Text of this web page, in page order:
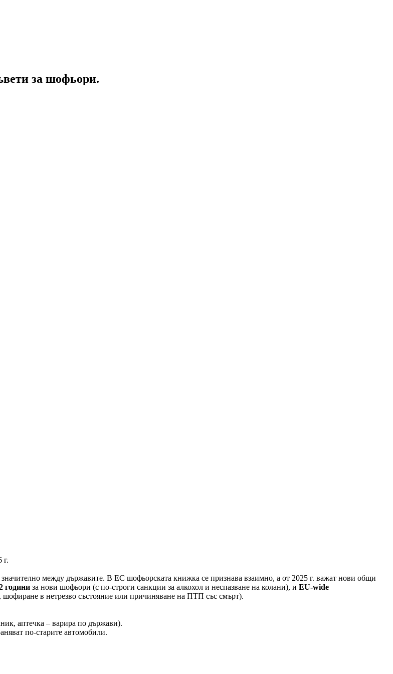
за шофьори.
г.
между държавите. В ЕС шофьорската книжка се признава взаимно, а от 2025 г. важат нови общи
години за нови шофьори (с по-строги санкции за алкохол и неспазване на колани), и EU-wide
в нетрезво състояние или причиняване на ПТП със смърт).
аптечка – варира по държави).
по-старите автомобили.